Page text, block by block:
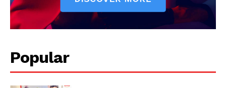
Jagruk Janta
Popular